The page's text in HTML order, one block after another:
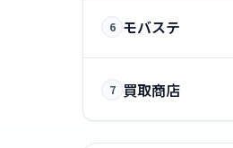
6 モバステ
7 買取商店